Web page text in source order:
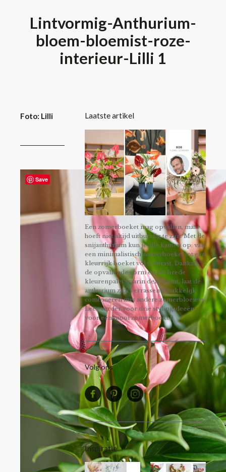
Lintvormig-Anthurium-
bloem-bloemist-roze-
interieur-Lilli 1
Foto: Lilli Laatste artikel
Een zomerboeket mag opvallen, maar
hoeft niet altijd uitbundig te zijn. Met de
snijanthurium kun je alle kanten op: van
een minimalistisch zomerboeket tot een
kleurrijk boeket vol contrast. Dankzij
de opvallende vorm en het brede
kleurenpalet waarin deze komt, laat de
anthurium zich verrassend makkelijk
combineren met andere zomerbloeiers.
Lees verder voor drie stylingideeën
voor een mooi zomerboeket!
Volg ons
Inspiratie
Save